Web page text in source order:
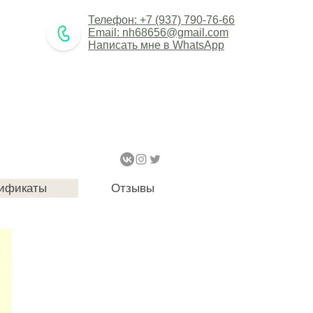
Телефон: +7 (937) 790-76-66
Email: nh68656@gmail.com
Написать мне в WhatsApp
Отзывы